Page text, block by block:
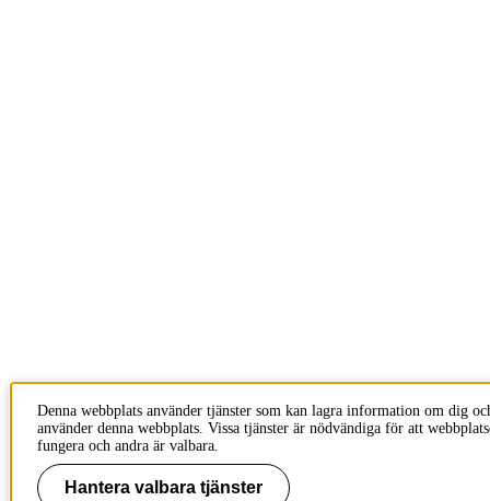
Denna webbplats använder tjänster som kan lagra information om dig
använder denna webbplats. Vissa tjänster är nödvändiga för att
fungera och andra är valbara.
Hantera valbara tjänster